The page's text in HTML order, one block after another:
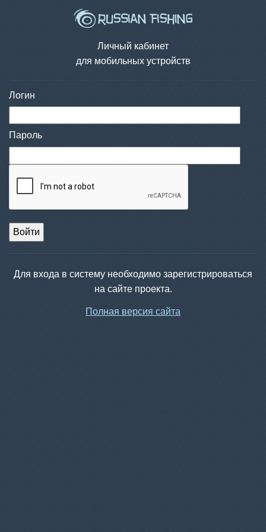
Личный кабинет
для мобильных устройств
Логин
Пароль
Войти
Для входа в систему необходимо зарегистрироваться
на сайте проекта.
Полная версия сайта